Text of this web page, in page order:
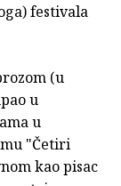
festivala
(u
u
u
"Četiri
kao pisac